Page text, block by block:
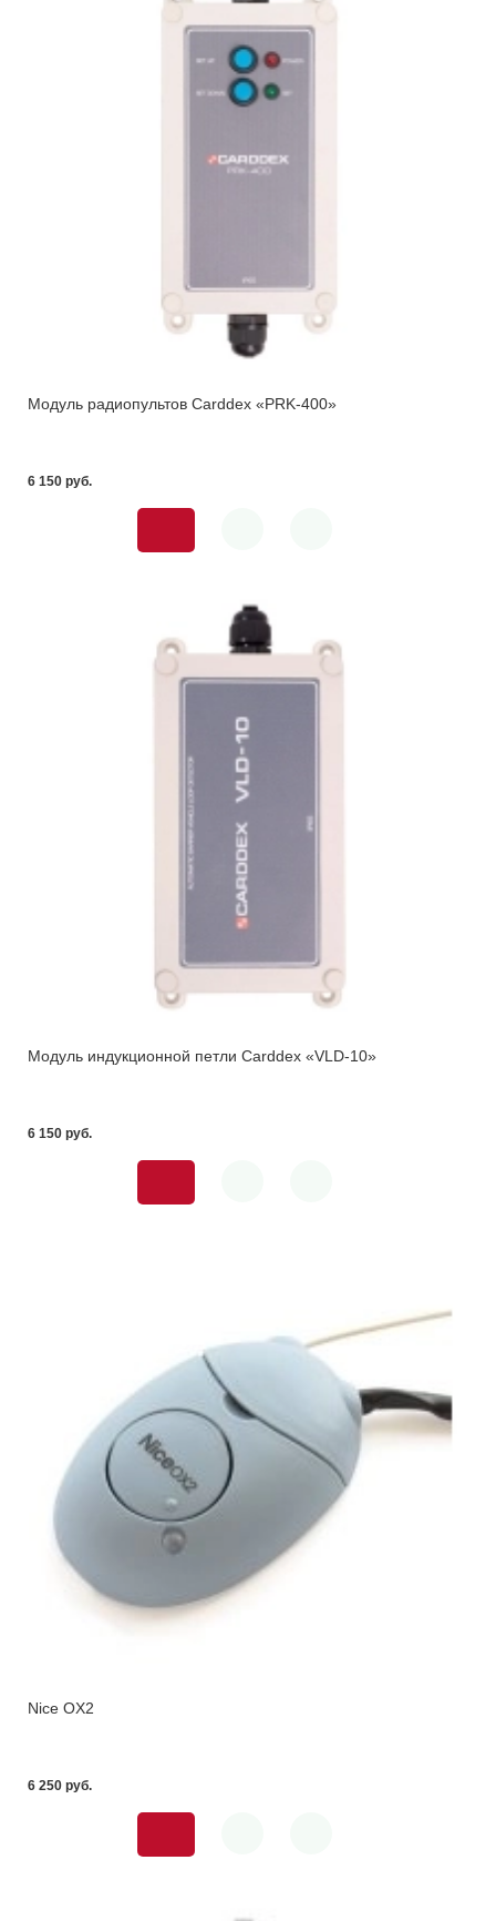
Модуль радиопультов Carddex «PRK-400»
6 150 pуб.
Модуль индукционной петли Carddex «VLD-10»
6 150 pуб.
Nice OX2
6 250 pуб.